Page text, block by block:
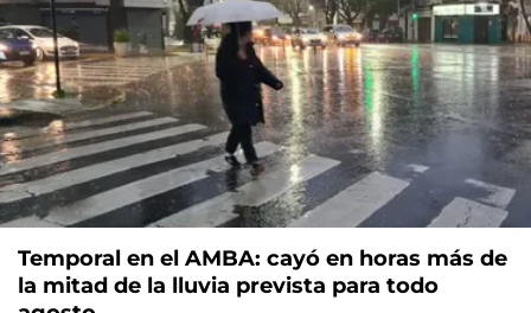
Temporal en el AMBA: cayó en horas más de
la mitad de la lluvia prevista para todo